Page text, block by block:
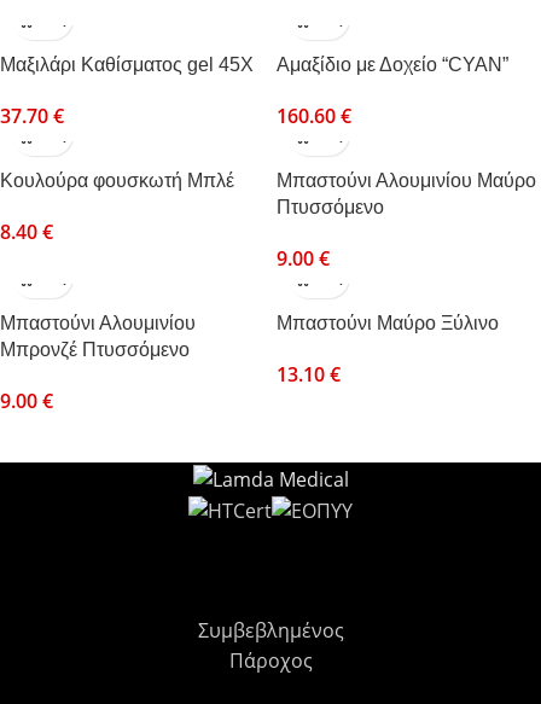
Mαξιλάρι Καθίσματος gel 45Χ
37.70€
Αμαξίδιο με Δοχείο “CYAN”
160.60€
Κουλούρα φουσκωτή Μπλέ
8.40€
Μπαστούνι Αλουμινίου Μαύρο
Πτυσσόμενο
9.00€
Μπαστούνι Αλουμινίου
Μπρονζέ Πτυσσόμενο
9.00€
Μπαστούνι Μαύρο Ξύλινο
13.10€
Συμβεβλημένος
Πάροχος